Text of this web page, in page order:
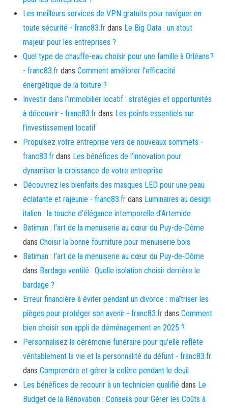
Les meilleurs services de VPN gratuits pour naviguer en
toute sécurité - franc83.fr dans Le Big Data : un atout
majeur pour les entreprises ?
Quel type de chauffe-eau choisir pour une famille à Orléans ?
- franc83.fr dans Comment améliorer l’efficacité
énergétique de la toiture ?
Investir dans l’immobilier locatif : stratégies et opportunités
à découvrir - franc83.fr dans Les points essentiels sur
l’investissement locatif
Propulsez votre entreprise vers de nouveaux sommets -
franc83.fr dans Les bénéfices de l’innovation pour
dynamiser la croissance de votre entreprise
Découvrez les bienfaits des masques LED pour une peau
éclatante et rajeunie - franc83.fr dans Luminaires au design
italien : la touche d’élégance intemporelle d’Artemide
Batiman : l’art de la menuiserie au cœur du Puy-de-Dôme
dans Choisir la bonne fourniture pour menuiserie bois
Batiman : l’art de la menuiserie au cœur du Puy-de-Dôme
dans Bardage ventilé : Quelle isolation choisir derrière le
bardage ?
Erreur financière à éviter pendant un divorce : maîtriser les
pièges pour protéger son avenir - franc83.fr dans Comment
bien choisir son appli de déménagement en 2025 ?
Personnalisez la cérémonie funéraire pour qu'elle reflète
véritablement la vie et la personnalité du défunt - franc83.fr
dans Comprendre et gérer la colère pendant le deuil
Les bénéfices de recourir à un technicien qualifié dans Le
Budget de la Rénovation : Conseils pour Gérer les Coûts à